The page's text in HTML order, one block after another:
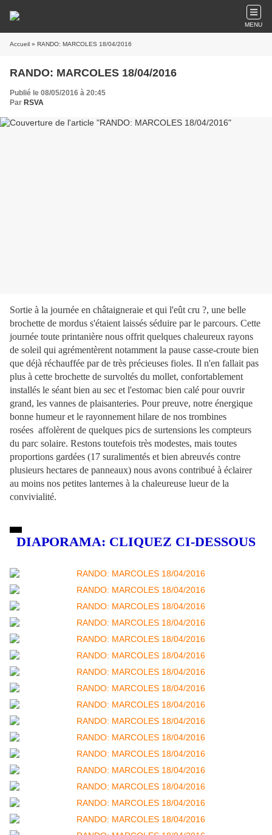
MENU
Accueil » RANDO: MARCOLES 18/04/2016
RANDO: MARCOLES 18/04/2016
Publié le 08/05/2016 à 20:45
Par RSVA
Sortie à la journée en châtaigneraie et qui l'eût cru ?, une belle
brochette de mordus s'étaient laissés séduire par le parcours. Cette
journée toute printanière nous offrit quelques chaleureux rayons
de soleil qui agrémentèrent notamment la pause casse-croute bien
que déjà réchauffée par de très précieuses fioles. Il n'en fallait pas
plus à cette brochette de survoltés du mollet, confortablement
installés le séant bien au sec et l'estomac bien calé pour ouvrir
grand, les vannes de plaisanteries. Pour preuve, notre énergique
bonne humeur et le rayonnement hilare de nos trombines
rosées affolèrent de quelques pics de surtensions les compteurs
du parc solaire. Restons toutefois très modestes, mais toutes
proportions gardées (17 suralimentés et bien abreuvés contre
plusieurs hectares de panneaux) nous avons contribué à éclairer
au moins nos petites lanternes à la chaleureuse lueur de la
convivialité.
DIAPORAMA: CLIQUEZ CI-DESSOUS